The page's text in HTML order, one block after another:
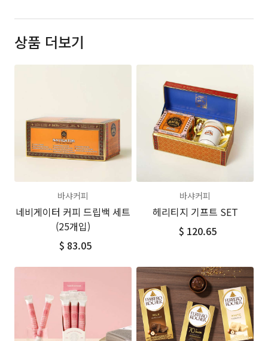
상품 더보기
바샤커피
네비게이터 커피 드립백 세트
(25개입)
$ 83.05
바샤커피
헤리티지 기프트 SET
$ 120.65